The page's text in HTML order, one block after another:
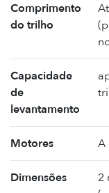
Comprimento
do trilho
Capacidade
de
levantamento
Motores A
Dimensões
2